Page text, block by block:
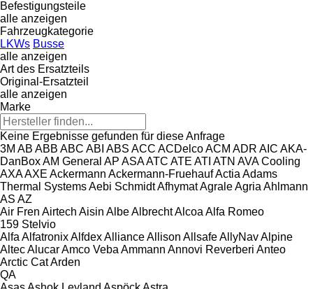
Befestigungsteile
alle anzeigen
Fahrzeugkategorie
LKWs Busse
alle anzeigen
Art des Ersatzteils
Original-Ersatzteil
alle anzeigen
Marke
Keine Ergebnisse gefunden für diese Anfrage
3M AB ABB ABC ABI ABS ACC ACDelcoACM ADR AIC AKA-
DanBoxAM General AP ASAATC ATE ATI ATN AVA Cooling
AXAAXE Ackermann Ackermann-FruehaufActia Adams
Thermal SystemsAebi SchmidtAfhymatAgraleAgria Ahlmann
AS AZ
Air Fren Airtech Aisin AlbeAlbrechtAlcoa Alfa Romeo
159 Stelvio
Alfa AlfatronixAlfdexAllianceAllison AllsafeAllyNavAlpine
AltecAlucarAmco Veba Ammann Annovi Reverberi Anteo
Arctic CatArden
QA